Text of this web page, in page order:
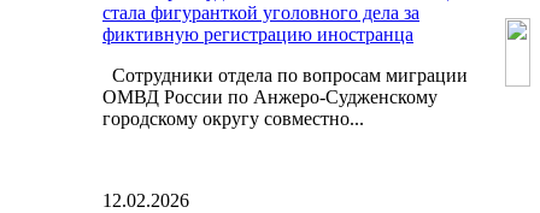
стала фигуранткой уголовного дела за
фиктивную регистрацию иностранца
Сотрудники отдела по вопросам миграции
ОМВД России по Анжеро-Судженскому
городскому округу совместно...
12.02.2026